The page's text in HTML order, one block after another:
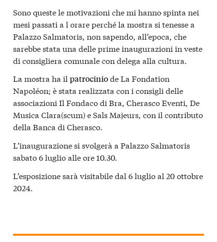
Sono queste le motivazioni che mi hanno spinta nei
mesi passati a l orare perché la mostra si tenesse a
Palazzo Salmatoris, non sapendo, all’epoca, che
sarebbe stata una delle prime inaugurazioni in veste
di consigliera comunale con delega alla cultura.
La mostra ha il patrociniode La Fondation
Napoléon; è stata realizzata con i consigli delle
associazioni Il Fondaco di Bra, Cherasco Eventi, De
Musica Clara(scum) e Sals Majeurs, con il contributo
della Banca di Cherasco.
L’inaugurazione si svolgerà a Palazzo Salmatoris
sabato 6 luglio alle ore 10.30.
L’esposizione sarà visitabile dal 6 luglio al 20 ottobre
2024.